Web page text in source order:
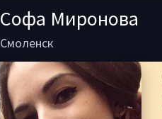
Софа Миронова
Смоленск